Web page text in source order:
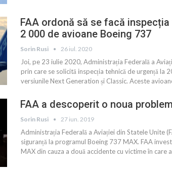
FAA ordonă să se facă
2 000 de avioane Boeing 737
Sorin Rusi 26 iul. 2020
Joi, pe 23 iulie 2020, Administrația Federală a
prin care se solicită inspecția tehnică de urgență la
versiunile Next Generation și Classic. Aceste
FAA a descoperit o noua
Sorin Rusi 27 iun. 2019
Administrația Federală a Aviației din Statele Unite
siguranță la programul Boeing 737 MAX. FAA
MAX din cauza a două accidente cu victime în care